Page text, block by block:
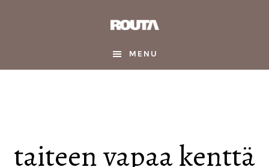
MENU
taiteen vapaa kenttä